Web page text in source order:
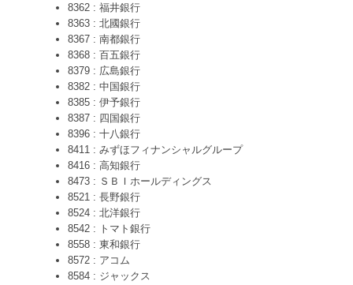
8362 : 福井銀行
8363 : 北國銀行
8367 : 南都銀行
8368 : 百五銀行
8379 : 広島銀行
8382 : 中国銀行
8385 : 伊予銀行
8387 : 四国銀行
8396 : 十八銀行
8411 : みずほフィナンシャルグループ
8416 : 高知銀行
8473 : ＳＢＩホールディングス
8521 : 長野銀行
8524 : 北洋銀行
8542 : トマト銀行
8558 : 東和銀行
8572 : アコム
8584 : ジャックス